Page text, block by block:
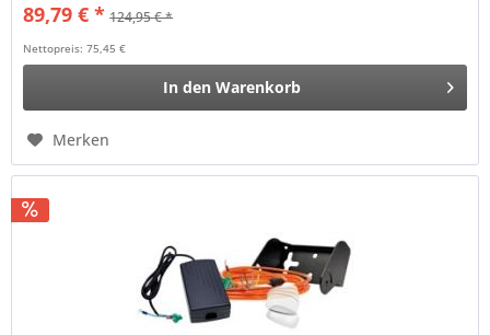
89,79 € * 124,95 € *
Nettopreis: 75,45 €
In den Warenkorb
Merken